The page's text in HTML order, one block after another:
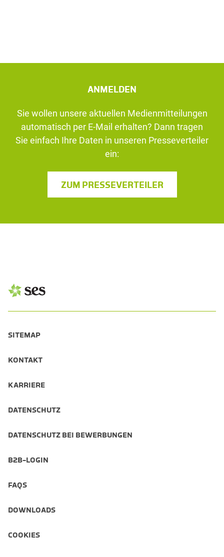
ANMELDEN
Sie wollen unsere aktuellen Medienmitteilungen
automatisch per E-Mail erhalten? Dann tragen
Sie einfach Ihre Daten in unseren Presseverteiler
ein:
ZUM PRESSEVERTEILER
SITEMAP
KONTAKT
KARRIERE
DATENSCHUTZ
DATENSCHUTZ BEI BEWERBUNGEN
B2B-LOGIN
FAQS
DOWNLOADS
COOKIES